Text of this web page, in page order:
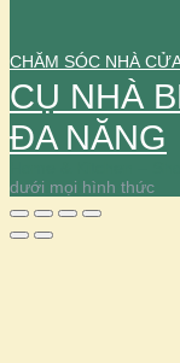
CHĂM SÓC NHÀ
CỤ NHÀ
ĐA NĂNG
dưới mọi hình thức